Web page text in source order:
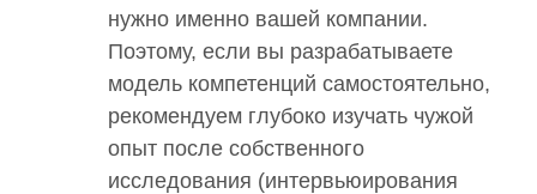
нужно именно вашей компании.
Поэтому, если вы разрабатываете
модель компетенций самостоятельно,
рекомендуем глубоко изучать чужой
опыт после собственного
исследования (интервьюирования